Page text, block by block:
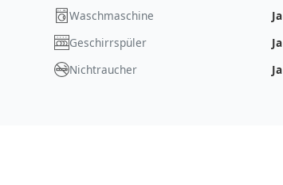
Waschmaschine
Ja
Geschirrspüler
Ja
Nichtraucher
Ja